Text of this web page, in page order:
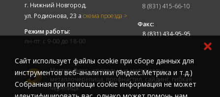
г. Нижний Новгород,
ул. Родионова, 23 а схема проезда >
Режим работы:
пн-пт: с 9-00 до 18-00
8 (831) 415-66-10
Факс:
8 (831) 434-95-95
Мастер-Люкс - кровельные материалы:
металлочерепица, профнастил, сайдинг, гибкая
черепица
Cайт использует файлы cookie при сборе данных для
инструментов веб-аналитики (Яндекс.Метрика и т.д.)
Собранная при помощи cookie информация не может